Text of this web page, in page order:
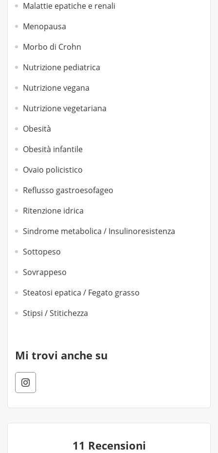
Malattie epatiche e renali
Menopausa
Morbo di Crohn
Nutrizione pediatrica
Nutrizione vegana
Nutrizione vegetariana
Obesità
Obesità infantile
Ovaio policistico
Reflusso gastroesofageo
Ritenzione idrica
Sindrome metabolica / Insulinoresistenza
Sottopeso
Sovrappeso
Steatosi epatica / Fegato grasso
Stipsi / Stitichezza
Mi trovi anche su
11 Recensioni